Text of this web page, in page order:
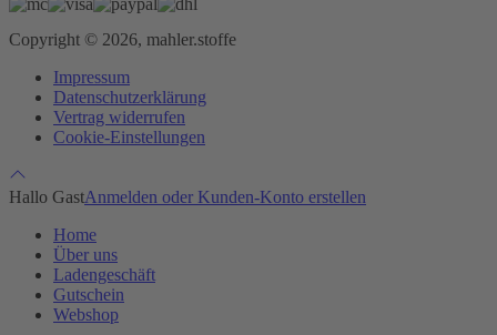
Copyright © 2026, mahler.stoffe
Impressum
Datenschutzerklärung
Vertrag widerrufen
Cookie-Einstellungen
Hallo GastAnmelden oder Kunden-Konto erstellen
Home
Über uns
Ladengeschäft
Gutschein
Webshop